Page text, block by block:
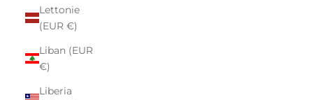
Lettonie
(EUR €)
Liban (EUR
€)
Liberia